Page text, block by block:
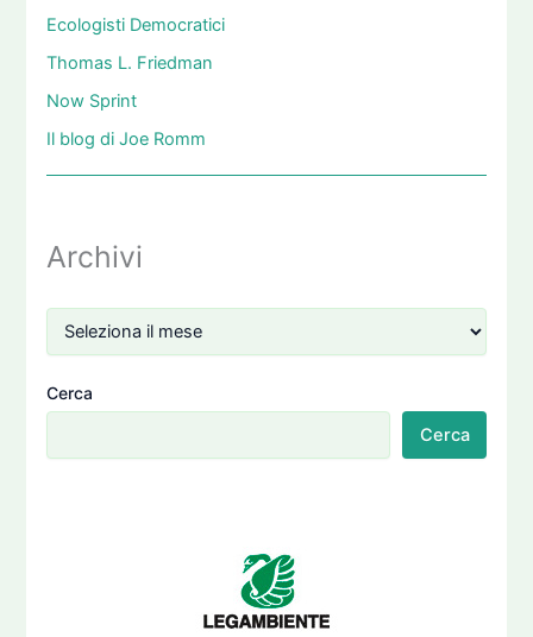
Ecologisti Democratici
Thomas L. Friedman
Now Sprint
Il blog di Joe Romm
Archivi
Cerca
Cerca